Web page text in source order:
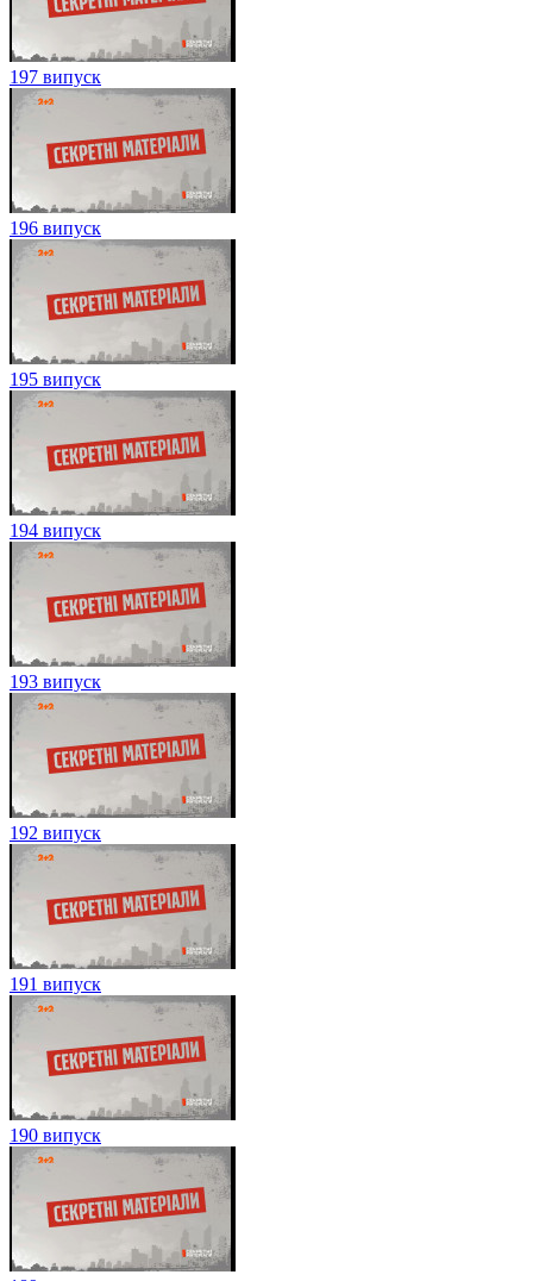
197 випуск
196 випуск
195 випуск
194 випуск
193 випуск
192 випуск
191 випуск
190 випуск